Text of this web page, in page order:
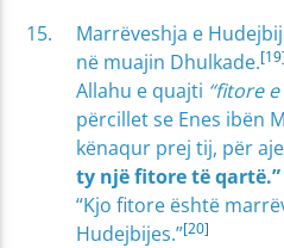
Marrëveshja e
në muajin Dhulkade.[19]
Allahu e quajti “fitore
përcillet se Enes ibën
kënaqur prej tij, për
ty një fitore të qartë.”
“Kjo fitore është
Hudejbijes.”[20]